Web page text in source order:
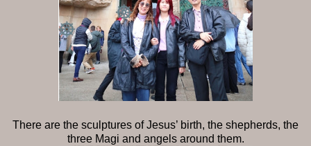
There are the sculptures of Jesus’ birth, the shepherds, the
three Magi and angels around them.